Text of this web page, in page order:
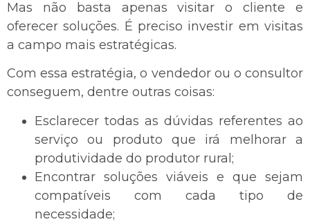
Mas não basta apenas visitar o cliente e
oferecer soluções. É preciso investir em visitas
a campo mais estratégicas.
Com essa estratégia, o vendedor ou o consultor
conseguem, dentre outras coisas:
Esclarecer todas as dúvidas referentes ao
serviço ou produto que irá melhorar a
produtividade do produtor rural;
Encontrar soluções viáveis e que sejam
compatíveis com cada tipo de
necessidade;